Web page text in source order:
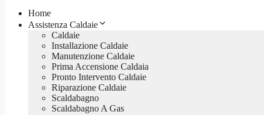
Home
Assistenza Caldaie
Caldaie
Installazione Caldaie
Manutenzione Caldaie
Prima Accensione Caldaia
Pronto Intervento Caldaie
Riparazione Caldaie
Scaldabagno
Scaldabagno A Gas